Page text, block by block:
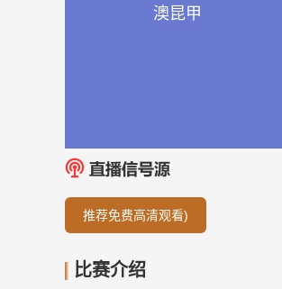
澳昆甲
推荐免费高清观看)
比赛介绍